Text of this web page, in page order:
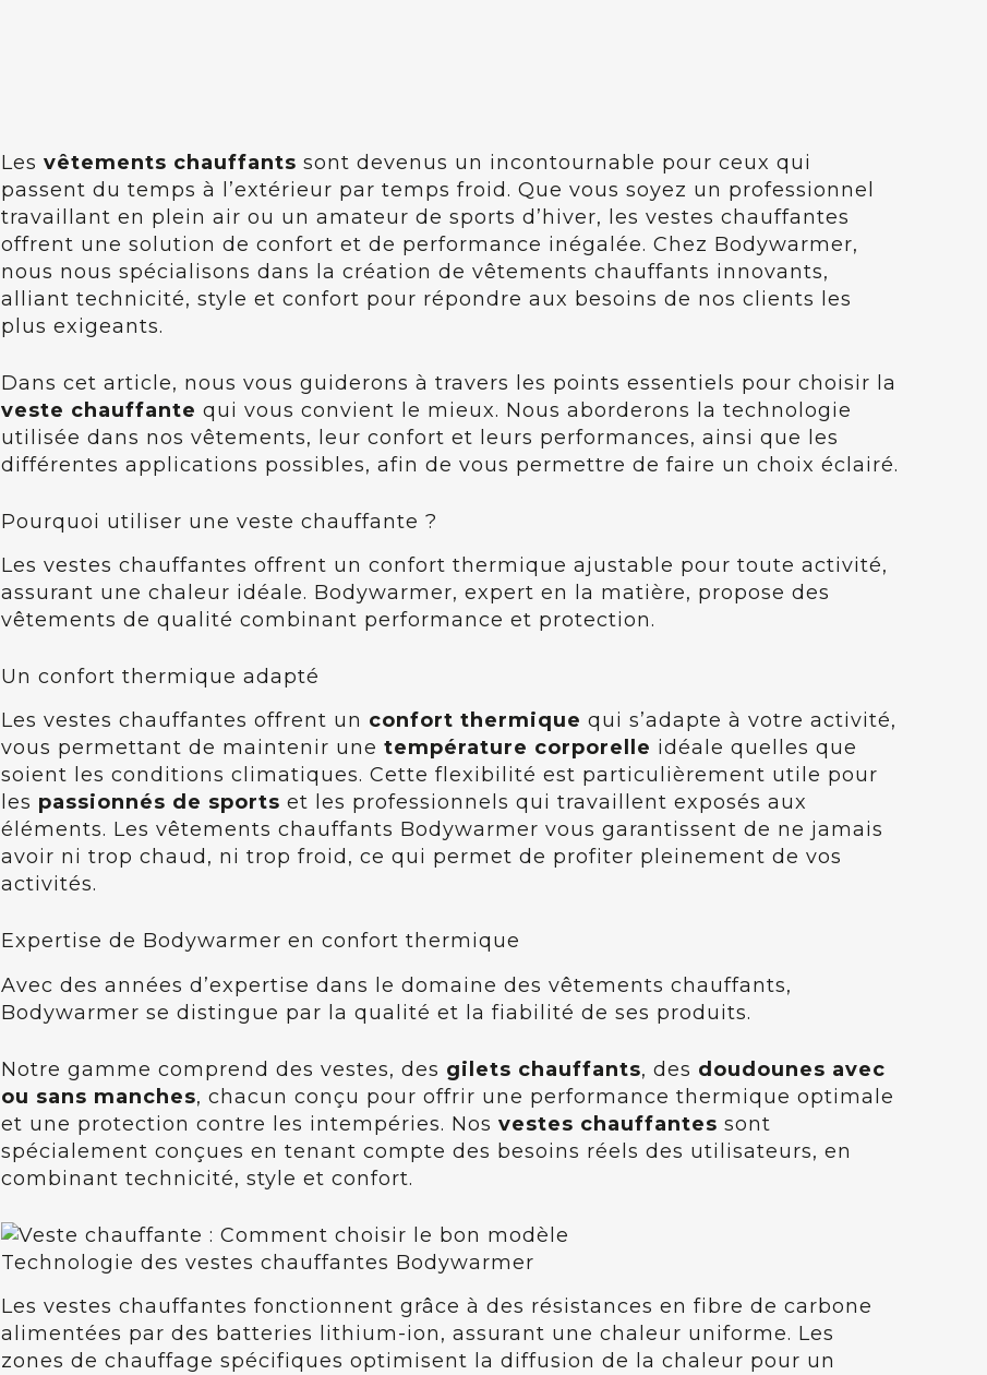
Lesvêtements chauffants sont devenus un incontournable pour ceux qui
passent du temps à l’extérieur par temps froid. Que vous soyez un professionnel
travaillant en plein air ou un amateur de sports d’hiver, les vestes chauffantes
offrent une solution de confort et de performance inégalée. Chez Bodywarmer,
nous nous spécialisons dans la création de vêtements chauffants innovants,
alliant technicité, style et confort pour répondre aux besoins de nos clients les
plus exigeants.
Dans cet article, nous vous guiderons à travers les points essentiels pour choisir la
veste chauffante qui vous convient le mieux. Nous aborderons la technologie
utilisée dans nos vêtements, leur confort et leurs performances, ainsi que les
différentes applications possibles, afin de vous permettre de faire un choix éclairé.
Pourquoi utiliser une veste chauffante ?
Les vestes chauffantes offrent un confort thermique ajustable pour toute activité,
assurant une chaleur idéale. Bodywarmer, expert en la matière, propose des
vêtements de qualité combinant performance et protection.
Un confort thermique adapté
Les vestes chauffantes offrent un confort thermique qui s’adapte à votre activité,
vous permettant de maintenir unetempérature corporelle idéale quelles que
soient les conditions climatiques. Cette flexibilité est particulièrement utile pour
les passionnés de sports et les professionnels qui travaillent exposés aux
éléments. Les vêtements chauffants Bodywarmer vous garantissent de ne jamais
avoir ni trop chaud, ni trop froid, ce qui permet de profiter pleinement de vos
activités.
Expertise de Bodywarmer en confort thermique
Avec des années d’expertise dans le domaine des vêtements chauffants,
Bodywarmer se distingue par la qualité et la fiabilité de ses produits.
Notre gamme comprend des vestes, des gilets chauffants, des doudounes avec
ou sans manches, chacun conçu pour offrir une performance thermique optimale
et une protection contre les intempéries. Nosvestes chauffantes sont
spécialement conçues en tenant compte des besoins réels des utilisateurs, en
combinant technicité, style et confort.
Technologie des vestes chauffantes Bodywarmer
Les vestes chauffantes fonctionnent grâce à des résistances en fibre de carbone
alimentées par des batteries lithium-ion, assurant une chaleur uniforme. Les
zones de chauffage spécifiques optimisent la diffusion de la chaleur pour un